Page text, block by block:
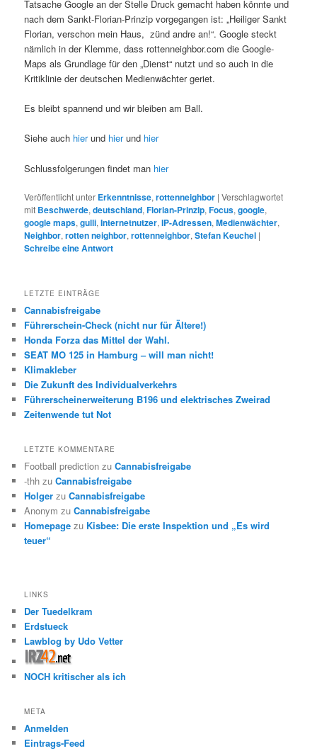
Tatsache Google an der Stelle Druck gemacht haben könnte und
nach dem Sankt-Florian-Prinzip vorgegangen ist: „Heiliger Sankt
Florian, verschon mein Haus, zünd andre an!“. Google steckt
nämlich in der Klemme, dass rottenneighbor.com die Google-
Maps als Grundlage für den „Dienst“ nutzt und so auch in die
Kritiklinie der deutschen Medienwächter geriet.
Es bleibt spannend und wir bleiben am Ball.
Siehe auch hierund hierund hier
Schlussfolgerungen findet man hier
Veröffentlicht unter Erkenntnisse,rottenneighbor |Verschlagwortet
mit Beschwerde,deutschland,Florian-Prinzip,Focus,google,
google maps,gulli,Internetnutzer,IP-Adressen,Medienwächter,
Neighbor,rotten neighbor,rottenneighbor,Stefan Keuchel |
Schreibe eine Antwort
LETZTE EINTRÄGE
Cannabisfreigabe
Führerschein-Check (nicht nur für Ältere!)
Honda Forza das Mittel der Wahl.
SEAT MO 125 in Hamburg – will man nicht!
Klimakleber
Die Zukunft des Individualverkehrs
Führerscheinerweiterung B196 und elektrisches Zweirad
Zeitenwende tut Not
LETZTE KOMMENTARE
Football prediction zuCannabisfreigabe
-thh zuCannabisfreigabe
Holger zuCannabisfreigabe
Anonym zuCannabisfreigabe
Homepage zu Kisbee: Die erste Inspektion und „Es wird
teuer“
LINKS
Der Tuedelkram
Erdstueck
Lawblog by Udo Vetter
NOCH kritischer als ich
META
Anmelden
Eintrags-Feed